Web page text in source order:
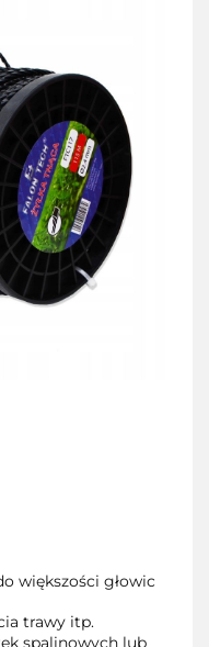
większości głowic
trawy itp.